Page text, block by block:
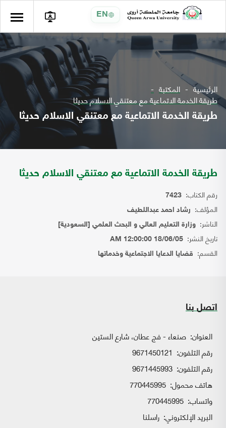
EN
الرئيسية المكتبة
طريقة الخدمة الاتماعية مع معتنقي الاسلام حديثا
طريقة الخدمة الاتماعية مع معتنقي الاسلام حديثا
طريقة الخدمة الاتماعية مع معتنقي الاسلام حديثا
رقم الكتاب: 7423
المؤلف: رشاد احمد عبداللطيف
الناشر: وزارة التعليم العالي و البحث العلمي [السعودية]
تاريخ النشر: 18/06/05 12:00:00 AM
القسم: قضايا الدعايا الاجتماعية وخدماتها
اتصل بنا
العنوان: صنعاء - فج عطان، شارع الستين
رقم التلفون: 9671450121
رقم التلفون: 9671445993
هاتف محمول: 770445995
واتساب:
البريد الإلكتروني: راسلنا